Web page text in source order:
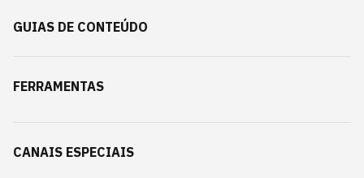
GUIAS DE CONTEÚDO
FERRAMENTAS
CANAIS ESPECIAIS